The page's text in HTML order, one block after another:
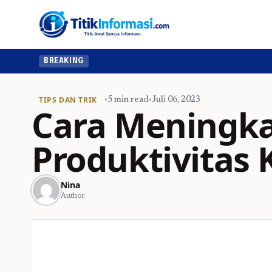
BREAKING Ingin
TIPS DAN TRIK •5 min read•Juli 06, 2023
Cara
Produktivitas
Nina
Author